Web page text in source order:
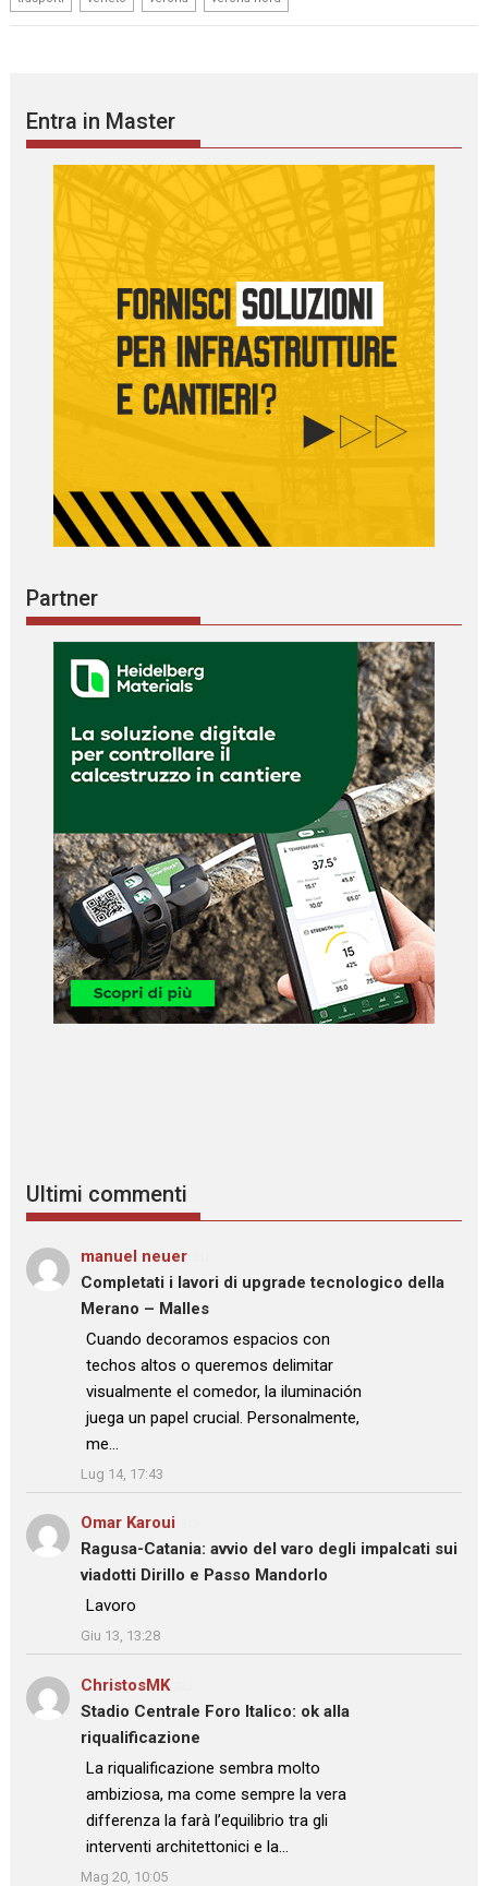
Entra in Master
Partner
Ultimi commenti
manuel neuer
Completati i lavori di upgrade tecnologico della
Merano – Malles
: “
Cuando decoramos espacios con
techos altos o queremos delimitar
visualmente el comedor, la iluminación
juega un papel crucial. Personalmente,
me…
”
Lug 14, 17:43
Omar Karoui
Ragusa-Catania: avvio del varo degli impalcati sui
viadotti Dirillo e Passo Mandorlo
: “Lavoro
”
Giu 13, 13:28
ChristosMKsu
Stadio Centrale Foro Italico: ok alla
riqualificazione
: “La riqualificazione sembra molto
ambiziosa, ma come sempre la vera
differenza la farà l’equilibrio tra gli
interventi architettonici e la…
”
Mag 20, 10:05